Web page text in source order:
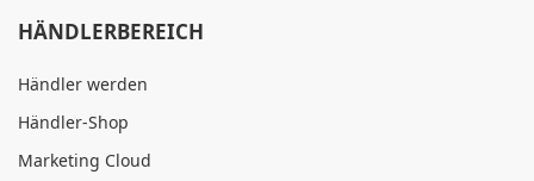
HÄNDLERBEREICH
Händler werden
Händler-Shop
Marketing Cloud